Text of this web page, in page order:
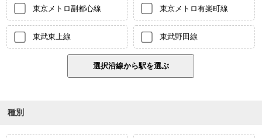
東京メトロ副都心線 東京メトロ有楽町線
東武東上線 東武野田線
種別